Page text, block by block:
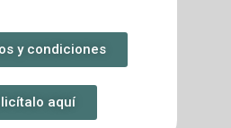
y condiciones
aquí